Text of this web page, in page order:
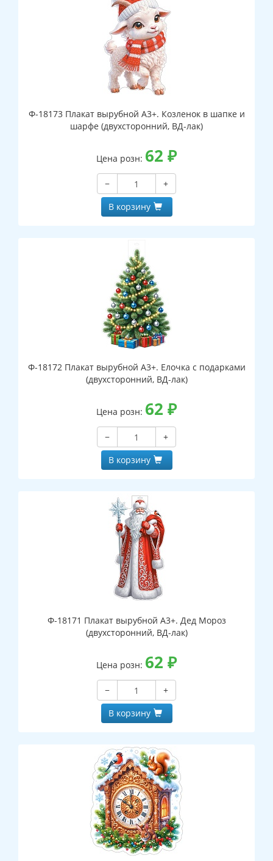
Ф-18173 Плакат вырубной А3+. Козленок в шапке и
шарфе (двухсторонний, ВД-лак)
Цена розн: 62 ₽
−
+
В корзину
Ф-18172 Плакат вырубной А3+. Елочка с подарками
(двухсторонний, ВД-лак)
Цена розн: 62 ₽
−
+
В корзину
Ф-18171 Плакат вырубной А3+. Дед Мороз
(двухсторонний, ВД-лак)
Цена розн: 62 ₽
−
+
В корзину